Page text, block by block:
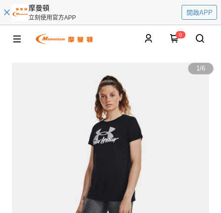
摩曼頓
立刻使用官方APP
開啟APP
0
1/6